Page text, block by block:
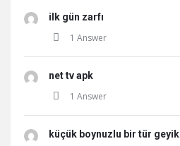
ilk gün zarfı
1 Answer
net tv apk
1 Answer
küçük boynuzlu bir tür geyik